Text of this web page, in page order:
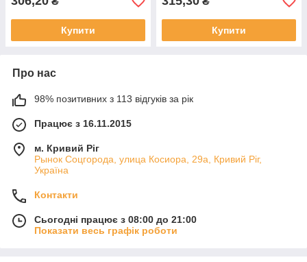
Купити Купити
Про нас
98% позитивних з 113 відгуків за рік
Працює з 16.11.2015
м. Кривий Ріг
Рынок Соцгорода, улица Косиора, 29а, Кривий Ріг,
Україна
Контакти
Сьогодні працює з 08:00 до 21:00
Показати весь графік роботи